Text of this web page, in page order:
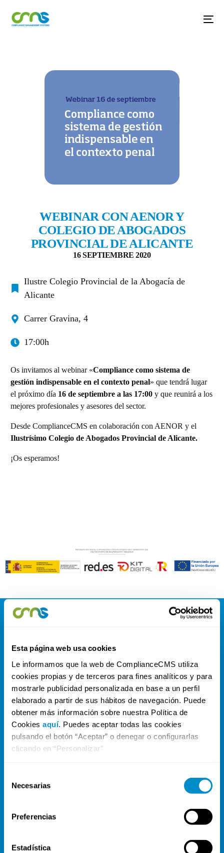
Esta página web usa cookies
Le informamos que la web de ComplianceCMS utiliza
cookies propias y de terceros para fines analíticos y para
mostrarle publicidad personalizada en base a un perfil
elaborado a partir de sus hábitos de navegación. Puede
obtener más información sobre nuestra Política de
Cookies aquí. Puedes aceptar todas las cookies
pulsando el botón “Aceptar” o denegar o configurarlas
clicando en “Personalizar”
Necesarias
Preferencias
Estadística
WEBINAR CON AENOR Y
COLEGIO DE ABOGADOS
PROVINCIAL DE ALICANTE
16 SEPTIEMBRE 2020
Ilustre Colegio Provincial de la Abogacía de
Alicante
Carrer Gravina, 4
17:00h
Os invitamos al webinar «Compliance como sistema de
gestión indispensable en el contexto penal» que tendrá lugar
el próximo día 16 de septiembre a las 17:00y que reunirá a los
mejores profesionales y asesores del sector.
Desde ComplianceCMS en colaboración con AENOR y el
Ilustrísimo Colegio de Abogados Provincial de Alicante.
¡Os esperamos!
contacto@compliancecms.com
+34 865 551 820
C/ Pardo Gimeno, 61, escalera 3ª, entresuelo A,
03007 Alicante
PÁGINAS
Consultoría y Certificación ENS
Sistema de Gestión Seguridad Información
Servicio Canal de denuncias